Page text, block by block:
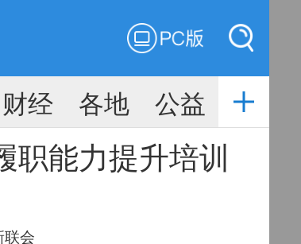
搜索
财经 各地 公益
职能力提升培训
会